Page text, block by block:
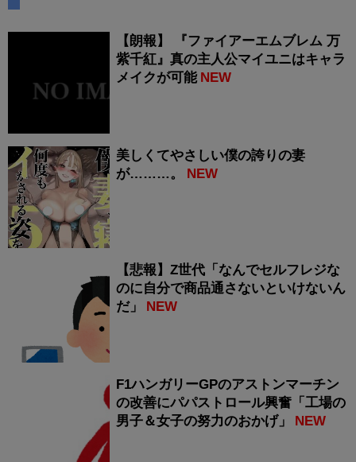
【朗報】 『ファイアーエムブレム 万
紫千紅』真の主人公マイユニはキャラ
メイクが可能 NEW
美しくてやさしい僕の誇りの妻
が………。
NEW
【悲報】Z世代「なんでセルフレジな
のに自分で商品通さないといけないん
だ」
NEW
F1ハンガリーGPのアストンマーチン
の改善にパパストロール興奮「工場の
男子＆女子の努力のおかげ」
NEW